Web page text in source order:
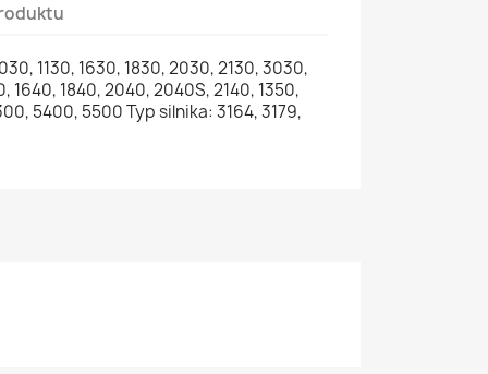
1130, 1630, 1830, 2030, 2130, 3030,
1640, 1840, 2040, 2040S, 2140, 1350,
5400, 5500 Typ silnika: 3164, 3179,